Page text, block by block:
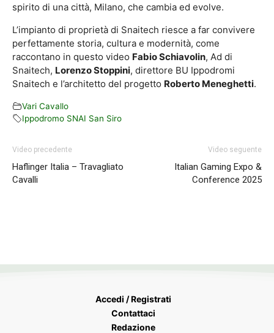
spirito di una città, Milano, che cambia ed evolve.
L’impianto di proprietà di Snaitech riesce a far convivere
perfettamente storia, cultura e modernità, come
raccontano in questo video Fabio Schiavolin, Ad di
Snaitech, Lorenzo Stoppini, direttore BU Ippodromi
Snaitech e l’architetto del progetto Roberto Meneghetti.
Vari Cavallo
Ippodromo SNAI San Siro
Video precedente
Haflinger Italia – Travagliato
Cavalli
Video seguente
Italian Gaming Expo &
Conference 2025
Accedi / Registrati
Contattaci
Redazione